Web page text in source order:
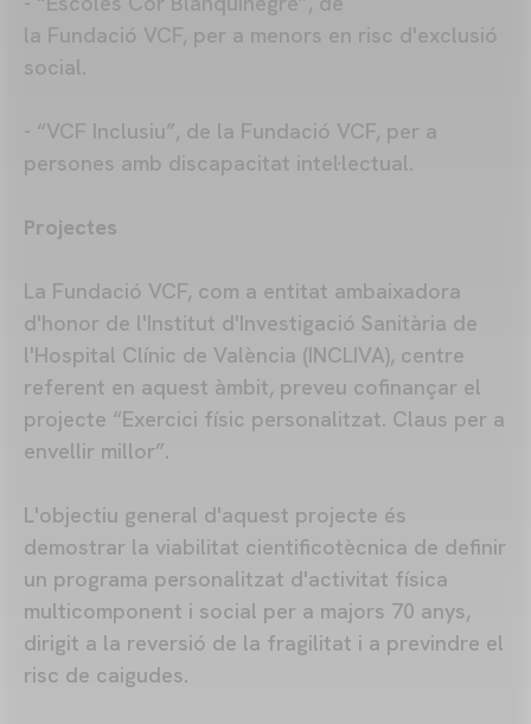
la Fundació VCF, per a menors en risc d'exclusió
social.
- “VCF Inclusiu”, de la Fundació VCF, per a
persones amb discapacitat intel·lectual.
Projectes
La Fundació VCF, com a entitat ambaixadora
d'honor de l'Institut d'Investigació Sanitària de
l'Hospital Clínic de València (INCLIVA), centre
referent en aquest àmbit, preveu cofinançar el
projecte “Exercici físic personalitzat. Claus per a
envellir millor”.
L'objectiu general d'aquest projecte és
demostrar la viabilitat cientificotècnica de definir
un programa personalitzat d'activitat física
multicomponent i social per a majors 70 anys,
dirigit a la reversió de la fragilitat i a previndre el
risc de caigudes.